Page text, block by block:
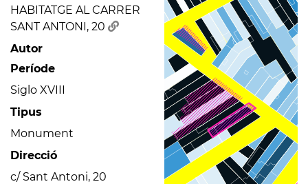
HABITATGE AL CARRER
SANT ANTONI, 20
Autor
Període
Siglo XVIII
Tipus
Monument
Direcció
c/ Sant Antoni, 20